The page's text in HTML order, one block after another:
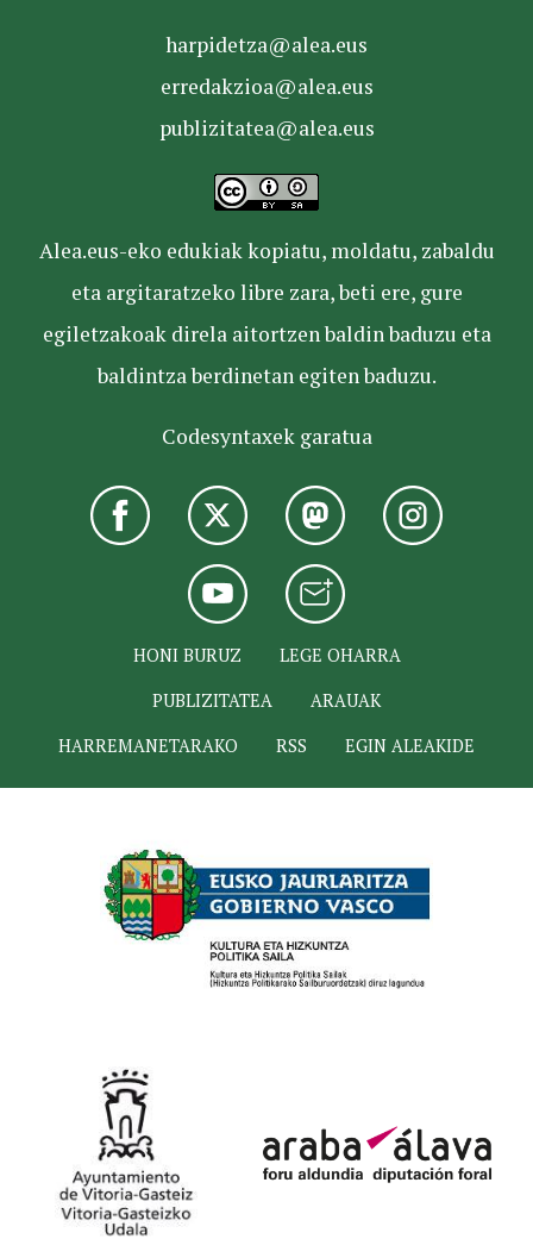
harpidetza@alea.eus
erredakzioa@alea.eus
publizitatea@alea.eus
Alea.eus-eko edukiak kopiatu, moldatu, zabaldu
eta argitaratzeko libre zara, beti ere, gure
egiletzakoak direla aitortzen baldin baduzu eta
baldintza berdinetan egiten baduzu.
Codesyntaxek garatua
HONI BURUZ
LEGE OHARRA
PUBLIZITATEA
ARAUAK
HARREMANETARAKO
RSS EGIN ALEAKIDE